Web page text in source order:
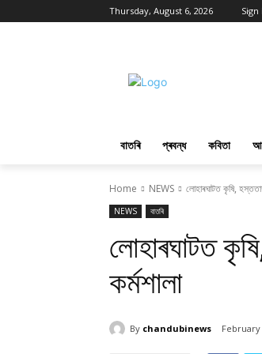
Thursday, August 6, 2026 Sign
বাতৰি প্ৰবন্ধ কবিতা
Home NEWS লোহাৰঘাটত কৃষি,
NEWS বাতৰি
লোহাৰঘাটত
কৰ্মশালা
By chandubinews February